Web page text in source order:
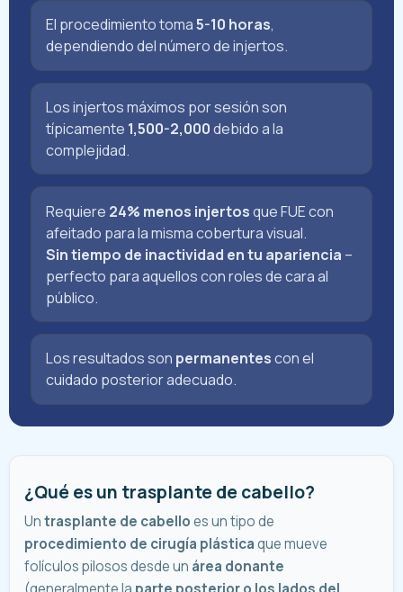
El procedimiento toma5-10 horas,
dependiendo del número de injertos.
Los injertos máximos por sesión son
típicamente 1,500-2,000debido a la
complejidad.
Requiere 24% menos injertosque FUE con
afeitado para la misma cobertura visual.
Sin tiempo de inactividad en tu apariencia –
perfecto para aquellos con roles de cara al
público.
Los resultados son permanentescon el
cuidado posterior adecuado.
¿Qué es un trasplante de cabello?
Untrasplante de cabelloes un tipo de
procedimiento de cirugía plásticaque mueve
folículos pilosos desde un área donante